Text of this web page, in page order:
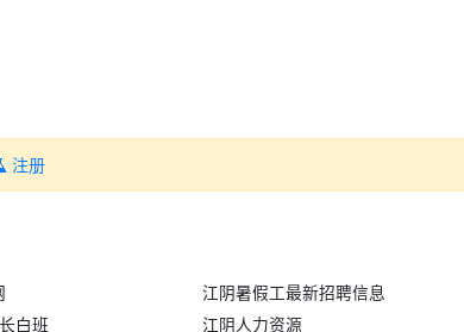
注册
江阴暑假工最新招聘信息
白班 江阴人力资源